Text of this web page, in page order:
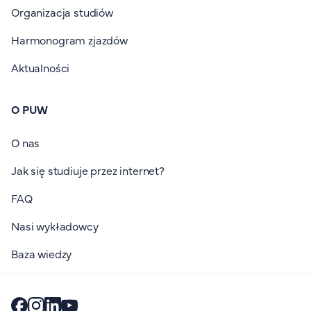
Organizacja studiów
Harmonogram zjazdów
Aktualności
O PUW
O nas
Jak się studiuje przez internet?
FAQ
Nasi wykładowcy
Baza wiedzy